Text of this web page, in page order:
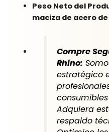
Peso Neto del
maciza de acero
Compre
Rhino:
estratégico
Adquiera
respaldo